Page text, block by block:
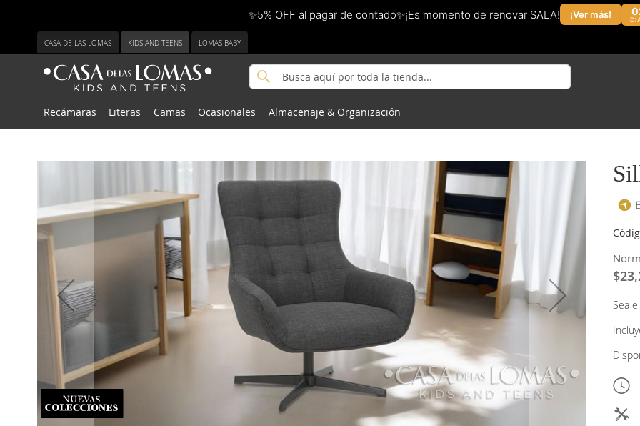
✨5% OFF al pagar de contado✨¡Es momento de renovar SALA! ¡Ver más!
Ir
contenido
CASA DE LAS LOMAS KIDS AND TEENS LOMAS BABY
Buscar
Recámaras Literas Camas Ocasionales Almacenaje & Organización
Sea
de
la
galería
de
la
galería